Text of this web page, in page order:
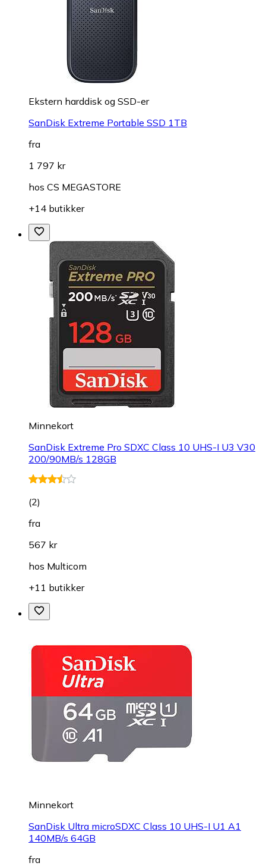
Ekstern harddisk og SSD-er
SanDisk Extreme Portable SSD 1TB
fra
1 797 kr
hos CS MEGASTORE
+14 butikker
Minnekort
SanDisk Extreme Pro SDXC Class 10 UHS-I U3 V30
200/90MB/s 128GB
(2)
fra
567 kr
hos Multicom
+11 butikker
Minnekort
SanDisk Ultra microSDXC Class 10 UHS-I U1 A1
140MB/s 64GB
fra